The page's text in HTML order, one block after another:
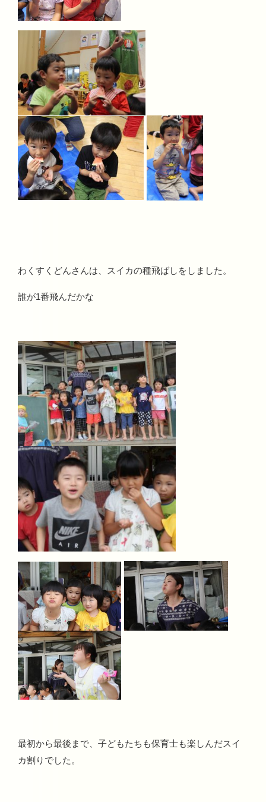
わくすくどんさんは、スイカの種飛ばしをしました。
誰が1番飛んだかな
最初から最後まで、子どもたちも保育士も楽しんだスイ
カ割りでした。